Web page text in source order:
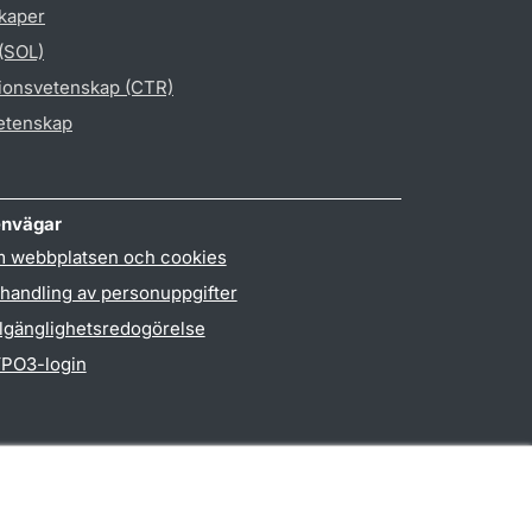
(CTR)
webbplatsen och cookies
av personuppgifter
login